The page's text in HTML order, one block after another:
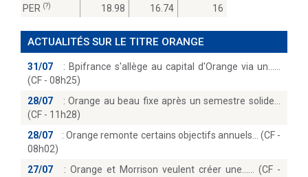
PER (?) 18.98 16.74 16
ACTUALITÉS SUR LE TITRE ORANGE
31/07 : Bpifrance s'allège au capital d'Orange via un...
(CF - 08h25)
28/07
:Orange au beau fixe après un semestre solide
(CF - 11h28)
28/07
:Orange remonte certains objectifs annuels… (CF -
08h02)
27/07
: Orange et Morrison veulent créer une...… (CF -